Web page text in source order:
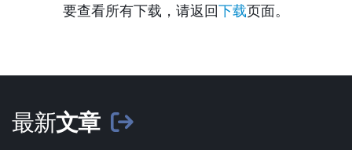
要查看所有下载，请返回下载页面。
最新文章